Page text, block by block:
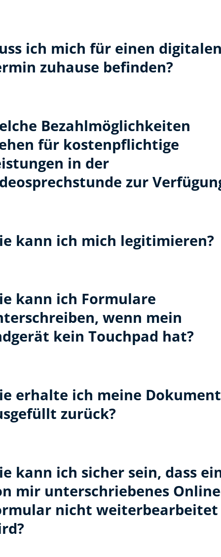
ich mich für einen
zuhause befinden?
Bezahlmöglichkeiten
für kostenpflichtige
in der
zur
kann ich mich legitimieren?
kann ich Formulare
wenn mein
kein Touchpad hat?
erhalte ich meine
zurück?
kann ich sicher sein, dass
mir unterschriebenes
nicht weiterbearbeitet